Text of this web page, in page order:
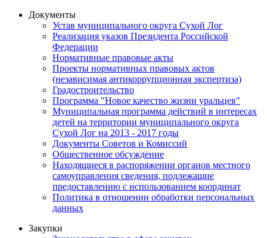
Документы
Устав муниципального округа Сухой Лог
Реализация указов Президента Российской
Федерации
Нормативные правовые акты
Проекты нормативных правовых актов
(независимая антикоррупционная экспертиза)
Градостроительство
Программа "Новое качество жизни уральцев"
Муниципальная программа действий в интересах
детей на территории муниципального округа
Сухой Лог на 2013 - 2017 годы
Документы Советов и Комиссий
Общественное обсуждение
Находящиеся в распоряжении органов местного
самоуправления сведения, подлежащие
предоставлению с использованием координат
Политика в отношении обработки персональных
данных
Закупки